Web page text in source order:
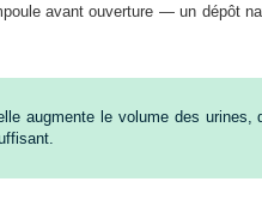
avant ouverture — un dépôt
augmente le volume des urines,